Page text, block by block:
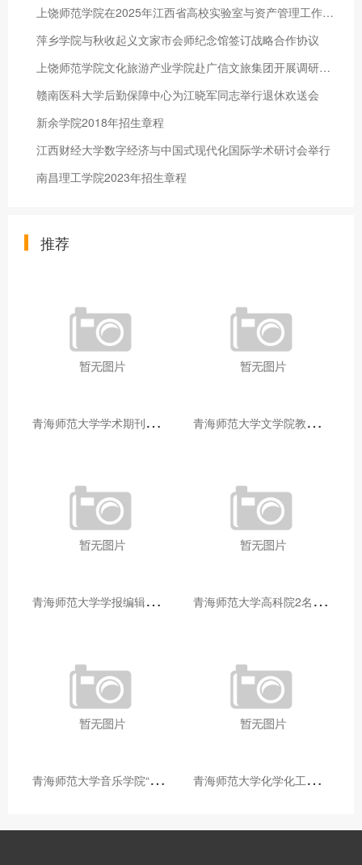
上饶师范学院在2025年江西省高校实验室与资产管理工作中获多项荣誉表彰
萍乡学院与秋收起义文家市会师纪念馆签订战略合作协议
上饶师范学院文化旅游产业学院赴广信文旅集团开展调研座谈
赣南医科大学后勤保障中心为江晓军同志举行退休欢送会
新余学院2018年招生章程
江西财经大学数字经济与中国式现代化国际学术研讨会举行
南昌理工学院2023年招生章程
推荐
青
海师范大学学术期刊两个专栏入选2025年青海省期刊重点专栏 青
海师范大学文学院教师赴山东省相关高校和学术机构交流学习
青
海师范大学学报编辑部赴大通县城关镇上毛佰胜村开展帮扶慰问活动 青
海师范大学高科院2名专家当选中国科学院院士
青
海师范大学音乐学院“青舞华章”本科舞蹈专业中期汇报圆满落幕 青
海师范大学化学化工学院开展铸牢中华民族共同体意识大讲堂活动